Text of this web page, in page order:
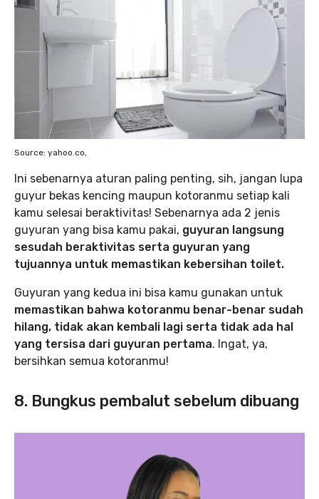
Source: yahoo.co,
Ini sebenarnya aturan paling penting, sih, jangan lupa
guyur bekas kencing maupun kotoranmu setiap kali
kamu selesai beraktivitas! Sebenarnya ada 2 jenis
guyuran yang bisa kamu pakai, guyuran langsung
sesudah beraktivitas serta guyuran yang
tujuannya untuk memastikan kebersihan toilet.
Guyuran yang kedua ini bisa kamu gunakan untuk
memastikan bahwa kotoranmu benar-benar sudah
hilang, tidak akan kembali lagi serta tidak ada hal
yang tersisa dari guyuran pertama. Ingat, ya,
bersihkan semua kotoranmu!
8. Bungkus pembalut sebelum dibuang